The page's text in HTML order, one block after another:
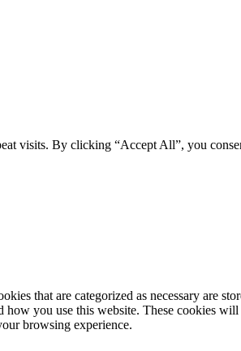
visits. By clicking “Accept All”, you
that are categorized as necessary are
you use this website. These cookies
browsing experience.